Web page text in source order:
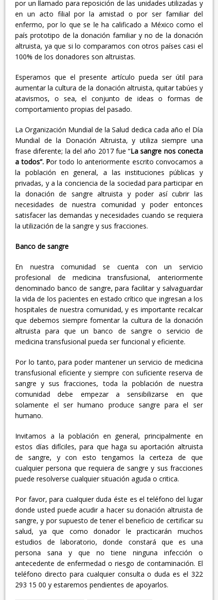
por un llamado para reposición de las unidades utilizadas y
en un acto filial por la amistad o por ser familiar del
enfermo, por lo que se le ha calificado a México como el
país prototipo de la donación familiar y no de la donación
altruista, ya que si lo comparamos con otros países casi el
100% de los donadores son altruistas.
Esperamos que el presente artículo pueda ser útil para
aumentar la cultura de la donación altruista, quitar tabúes y
atavismos, o sea, el conjunto de ideas o formas de
comportamiento propias del pasado.
La Organización Mundial de la Salud dedica cada año el Día
Mundial de la Donación Altruista, y utiliza siempre una
frase diferente; la del año 2017 fue “La sangre nos conecta
a todos”. Por todo lo anteriormente escrito convocamos a
la población en general, a las instituciones públicas y
privadas, y a la conciencia de la sociedad para participar en
la donación de sangre altruista y poder así cubrir las
necesidades de nuestra comunidad y poder entonces
satisfacer las demandas y necesidades cuando se requiera
la utilización de la sangre y sus fracciones.
Banco de sangre
En nuestra comunidad se cuenta con un servicio
profesional de medicina transfusional, anteriormente
denominado banco de sangre, para facilitar y salvaguardar
la vida de los pacientes en estado crítico que ingresan a los
hospitales de nuestra comunidad, y es importante recalcar
que debemos siempre fomentar la cultura de la donación
altruista para que un banco de sangre o servicio de
medicina transfusional pueda ser funcional y eficiente.
Por lo tanto, para poder mantener un servicio de medicina
transfusional eficiente y siempre con suficiente reserva de
sangre y sus fracciones, toda la población de nuestra
comunidad debe empezar a sensibilizarse en que
solamente el ser humano produce sangre para el ser
humano.
Invitamos a la población en general, principalmente en
estos días difíciles, para que haga su aportación altruista
de sangre, y con esto tengamos la certeza de que
cualquier persona que requiera de sangre y sus fracciones
puede resolverse cualquier situación aguda o critica.
Por favor, para cualquier duda éste es el teléfono del lugar
donde usted puede acudir a hacer su donación altruista de
sangre, y por supuesto de tener el beneficio de certificar su
salud, ya que como donador le practicarán muchos
estudios de laboratorio, donde constará que es una
persona sana y que no tiene ninguna infección o
antecedente de enfermedad o riesgo de contaminación. El
teléfono directo para cualquier consulta o duda es el 322
293 15 00 y estaremos pendientes de apoyarlos.